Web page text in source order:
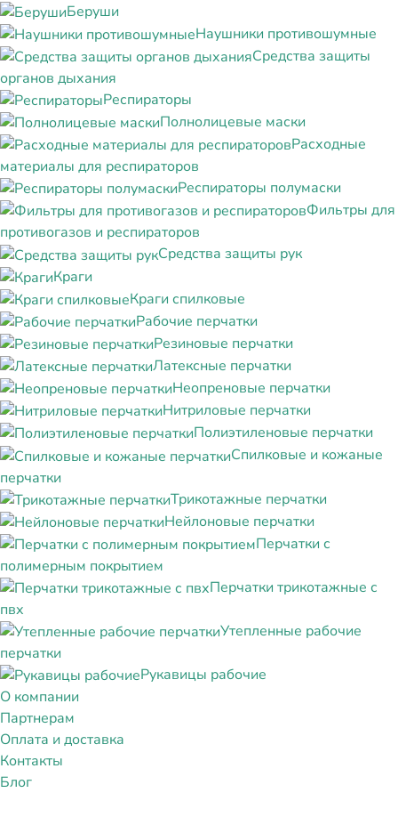
Беруши
Наушники противошумные
Средства защиты
органов дыхания
Респираторы
Полнолицевые маски
Расходные
материалы для респираторов
Респираторы полумаски
Фильтры для
противогазов и респираторов
Средства защиты рук
Краги
Краги спилковые
Рабочие перчатки
Резиновые перчатки
Латексные перчатки
Неопреновые перчатки
Нитриловые перчатки
Полиэтиленовые перчатки
Спилковые и кожаные
перчатки
Трикотажные перчатки
Нейлоновые перчатки
Перчатки с
полимерным покрытием
Перчатки трикотажные с
пвх
Утепленные рабочие
перчатки
Рукавицы рабочие
О компании
Партнерам
Оплата и доставка
Контакты
Блог